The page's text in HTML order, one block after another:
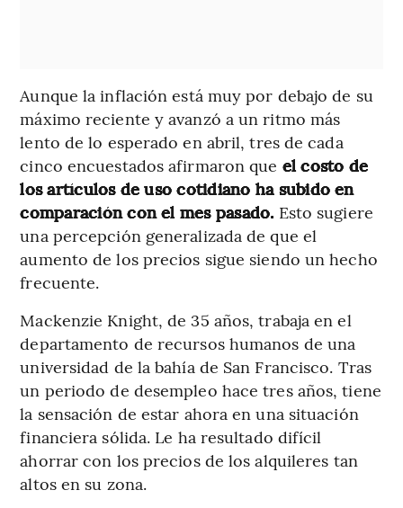
Aunque la inflación está muy por debajo de su
máximo reciente y avanzó a un ritmo más
lento de lo esperado en abril, tres de cada
cinco encuestados afirmaron que el costo de
los artículos de uso cotidiano ha subido en
comparación con el mes pasado. Esto sugiere
una percepción generalizada de que el
aumento de los precios sigue siendo un hecho
frecuente.
Mackenzie Knight, de 35 años, trabaja en el
departamento de recursos humanos de una
universidad de la bahía de San Francisco. Tras
un periodo de desempleo hace tres años, tiene
la sensación de estar ahora en una situación
financiera sólida. Le ha resultado difícil
ahorrar con los precios de los alquileres tan
altos en su zona.